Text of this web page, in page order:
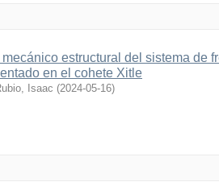
mecánico estructural del sistema de
en el cohete Xitle
Isaac (2024-05-16)